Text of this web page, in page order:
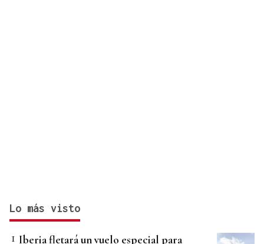
Lo más visto
Iberia fletará un vuelo especial para